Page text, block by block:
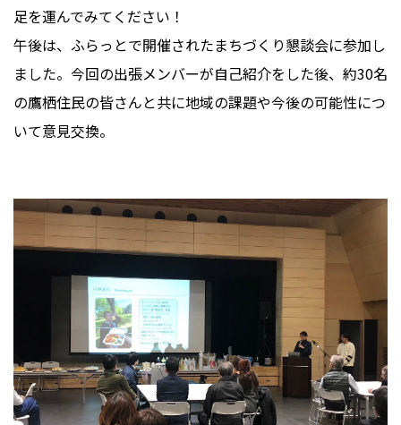
足を運んでみてください！
午後は、ふらっとで開催されたまちづくり懇談会に参加し
ました。今回の出張メンバーが自己紹介をした後、約30名
の鷹栖住民の皆さんと共に地域の課題や今後の可能性につ
いて意見交換。